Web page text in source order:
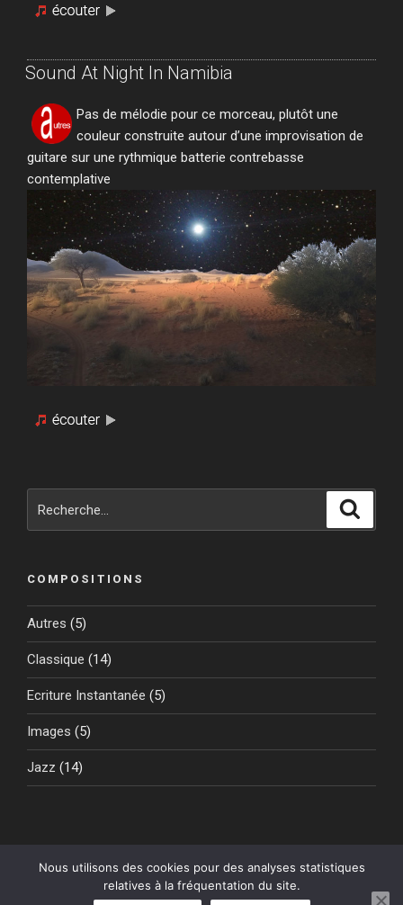
Sound At Night In Namibia
Pas de mélodie pour ce morceau, plutôt une
couleur construite autour d’une improvisation de
guitare sur une rythmique batterie contrebasse
contemplative
pour
COMPOSITIONS
Autres (5)
Classique (14)
Ecriture Instantanée (5)
Images (5)
Jazz (14)
© 2026 - Gilles Grignon - Mentions légales- Politique de
Nous utilisons des cookies pour des analyses statistiques
relatives à la fréquentation du site.